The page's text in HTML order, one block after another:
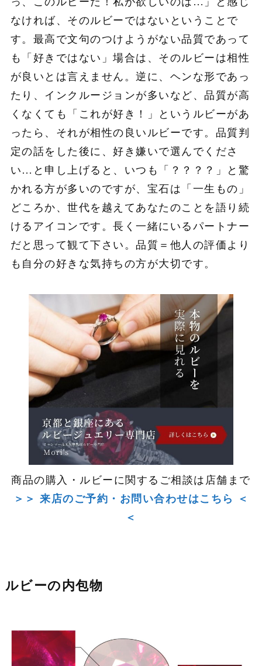
なければ、そのルビーではないということで
す。最高で文句のつけようがない品質であって
も「好きではない」場合は、そのルビーは相性
が良いとは言えません。逆に、ヘンな形であっ
たり、インクルージョンが多いなど、品質が高
くなくても「これが好き！」というルビーがあ
ったら、それが相性の良いルビーです。品質判
定の話をした後に、好き嫌いで選んでくださ
い…と申し上げると、いつも「？？？？」と驚
かれる方が多いのですが、宝石は「一生もの」
どころか、世代を越えてあなたのことを語り続
けるアイコンです。長く一緒にいるパートナー
だと思って観て下さい。品質＝他人の評価より
も自分の好きな気持ちの方が大切です。
商品の購入・ルビーに関するご相談は店舗まで
＞＞ 来店のご予約・お問い合わせはこちら ＜
＜
ルビーの内包物